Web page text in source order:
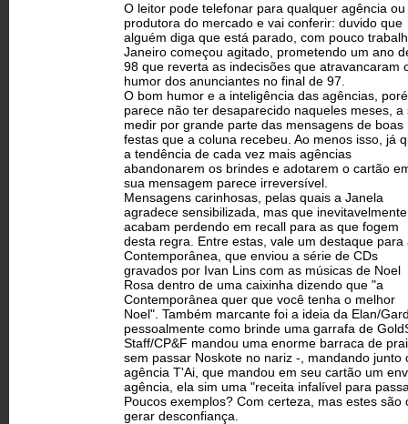
O leitor pode telefonar para qualquer agência ou
produtora do mercado e vai conferir: duvido que
alguém diga que está parado, com pouco
Janeiro começou agitado, prometendo um ano
98 que reverta as indecisões que atravancaram
humor dos anunciantes no final de 97.
O bom humor e a inteligência das agências,
parece não ter desaparecido naqueles meses, a
medir por grande parte das mensagens de boas
festas que a coluna recebeu. Ao menos isso, já
a tendência de cada vez mais agências
abandonarem os brindes e adotarem o cartão
sua mensagem parece irreversível.
Mensagens carinhosas, pelas quais a Janela
agradece sensibilizada, mas que
acabam perdendo em recall para as que fogem
desta regra. Entre estas, vale um destaque para
Contemporânea, que enviou a série de CDs
gravados por Ivan Lins com as músicas de Noel
Rosa dentro de uma caixinha dizendo que "a
Contemporânea quer que você tenha o melhor
Noel". Também marcante foi a ideia da Elan/
pessoalmente como brinde uma garrafa de
Staff/CP&F mandou uma enorme barraca de
sem passar Noskote no nariz -, mandando
agência T'Ai, que mandou em seu cartão um
agência, ela sim uma "receita infalível para
Poucos exemplos? Com certeza, mas estes
gerar desconfiança.